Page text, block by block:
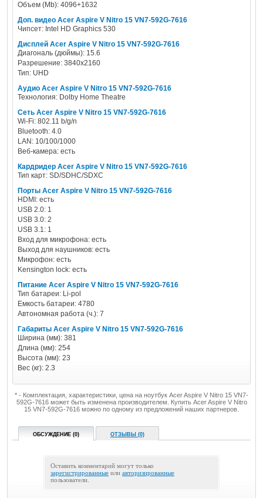
Объем (Mb): 4096+1632
Доп. видео Acer Aspire V Nitro 15 VN7-592G-7616
Чипсет: Intel HD Graphics 530
Дисплей Acer Aspire V Nitro 15 VN7-592G-7616
Диагональ (дюймы): 15.6
Разрешение: 3840x2160
Тип: UHD
Аудио Acer Aspire V Nitro 15 VN7-592G-7616
Технология: Dolby Home Theatre
Сеть Acer Aspire V Nitro 15 VN7-592G-7616
Wi-Fi: 802.11 b/g/n
Bluetooth: 4.0
LAN: 10/100/1000
Веб-камера: есть
Кардридер Acer Aspire V Nitro 15 VN7-592G-7616
Тип карт: SD/SDHC/SDXC
Порты Acer Aspire V Nitro 15 VN7-592G-7616
HDMI: есть
USB 2.0: 1
USB 3.0: 2
USB 3.1: 1
Вход для микрофона: есть
Выход для наушников: есть
Микрофон: есть
Kensington lock: есть
Питание Acer Aspire V Nitro 15 VN7-592G-7616
Тип батареи: Li-pol
Емкость батареи: 4780
Автономная работа (ч.): 7
Габариты Acer Aspire V Nitro 15 VN7-592G-7616
Ширина (мм): 381
Длина (мм): 254
Высота (мм): 23
Вес (кг): 2.3
* - Комплектация, характеристики, цена на ноутбук Acer Aspire V Nitro 15 VN7-
592G-7616 может быть изменена производителем. Купить Acer Aspire V Nitro
15 VN7-592G-7616 можно по одному из предложений наших партнеров.
ОБСУЖДЕНИЕ (0) ОТЗЫВЫ (0)
Оставить комментарий могут только
зарегистрированные или авторизированные
пользователи.